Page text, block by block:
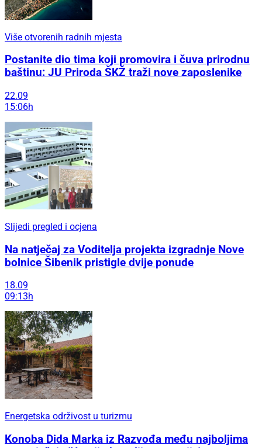
Više otvorenih radnih mjesta
Postanite dio tima koji promovira i čuva prirodnu
baštinu: JU Priroda ŠKŽ traži nove zaposlenike
22.09
15:06h
Slijedi pregled i ocjena
Na natječaj za Voditelja projekta izgradnje Nove
bolnice Šibenik pristigle dvije ponude
18.09
09:13h
Energetska održivost u turizmu
Konoba Dida Marka iz Razvođa među najboljima